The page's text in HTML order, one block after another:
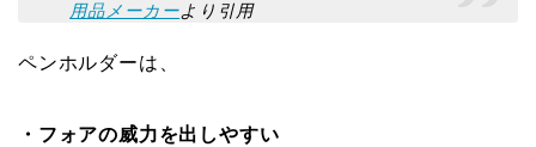
用品メーカーより引用
ペンホルダーは、
・フォアの威力を出しやすい